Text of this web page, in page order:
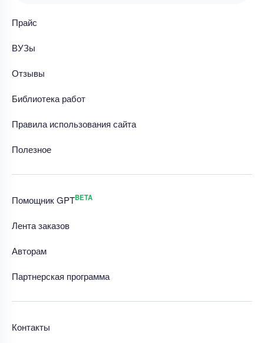
Прайс
ВУЗы
Отзывы
Библиотека работ
Правила использования сайта
Полезное
Помощник GPTBETA
Лента заказов
Авторам
Партнерская программа
Контакты